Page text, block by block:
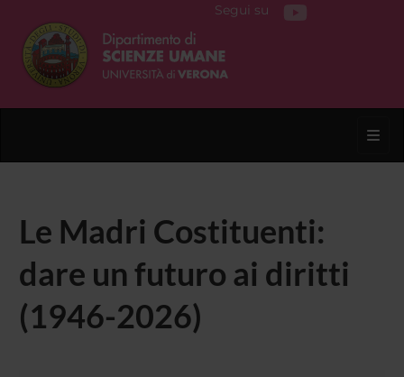
Segui su
Le Madri Costituenti:
dare un futuro ai diritti
(1946-2026)